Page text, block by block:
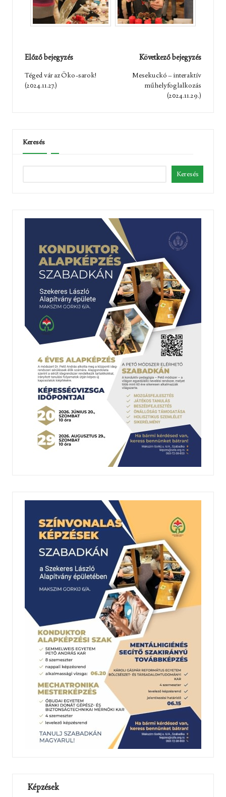
Post
navigation
Előző bejegyzés
Téged vár az Öko-sarok!
(2024.11.27.)
Következő bejegyzés
Mesekuckó – interaktív
műhelyfoglalkozás
(2024.11.29.)
Keresés
Keresés
Képzések